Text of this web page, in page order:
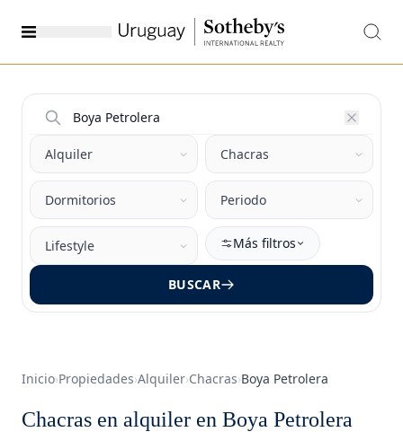
Más filtros
BUSCAR
Inicio›Propiedades›Alquiler›Chacras›Boya Petrolera
Chacras en alquiler en Boya Petrolera